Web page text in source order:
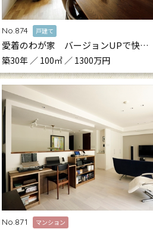
No.874 戸建て
愛着のわが家 バージョンUPで快…
築30年 ／ 100㎡ ／ 1300万円
No.871 マンション